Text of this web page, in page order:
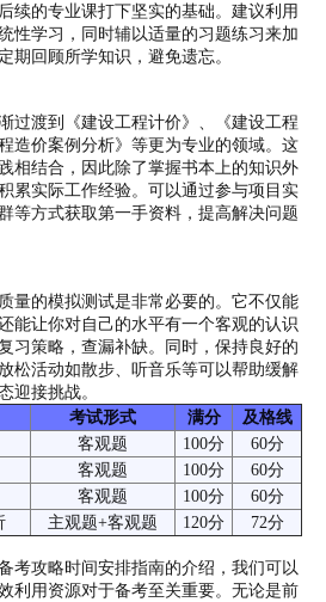
续的专业课打下坚实的基础。建议利用
性学习，同时辅以适量的习题练习来加
期回顾所学知识，避免遗忘。
过渡到《建设工程计价》、《建设工程
造价案例分析》等更为专业的领域。这
相结合，因此除了掌握书本上的知识外
累实际工作经验。可以通过参与项目实
等方式获取第一手资料，提高解决问题
量的模拟测试是非常必要的。它不仅能
能让你对自己的水平有一个客观的认识
习策略，查漏补缺。同时，保持良好的
松活动如散步、听音乐等可以帮助缓解
迎接挑战。
考试形式 满分
及格线
客观题 100分
60分
客观题 100分
60分
客观题 100分
60分
主观题+客观题 120分 72分
考攻略时间安排指南的介绍，我们可以
利用资源对于备考至关重要。无论是前